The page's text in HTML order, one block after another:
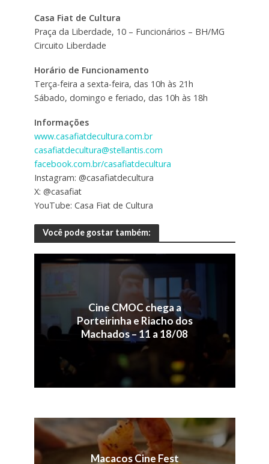
Casa Fiat de Cultura
Praça da Liberdade, 10 – Funcionários – BH/MG
Circuito Liberdade
Horário de Funcionamento
Terça-feira a sexta-feira, das 10h às 21h
Sábado, domingo e feriado, das 10h às 18h
Informações
www.casafiatdecultura.com.br
casafiatdecultura@stellantis.com
facebook.com.br/casafiatdecultura
Instagram: @casafiatdecultura
X: @casafiat
YouTube: Casa Fiat de Cultura
Você pode gostar também:
Cine CMOC chega a
Porteirinha e Riacho dos
Machados – 11 a 18/08
Macacos Cine Fest